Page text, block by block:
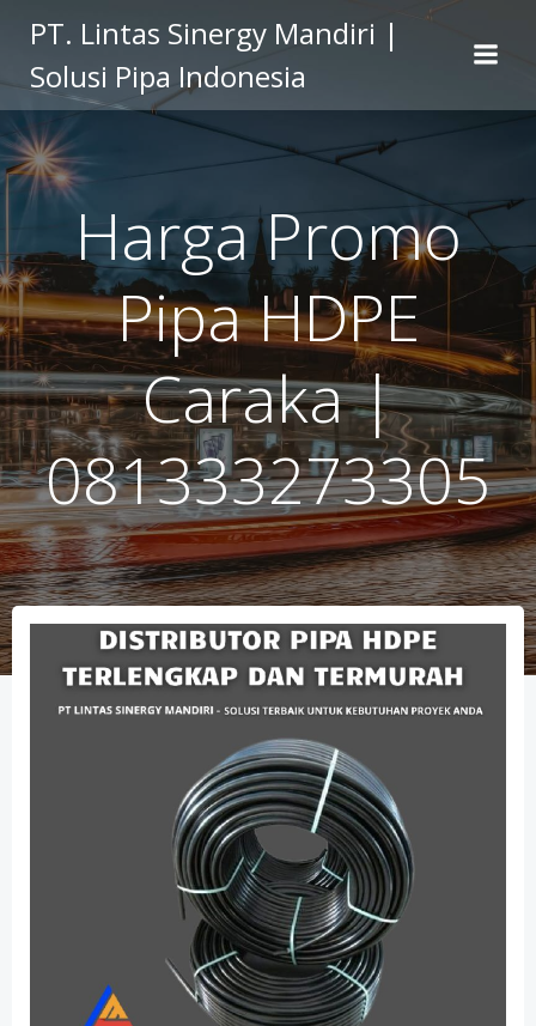
to
content
PT. Lintas Sinergy Mandiri |
Solusi Pipa Indonesia
Harga Promo
Pipa HDPE
Caraka |
081333273305